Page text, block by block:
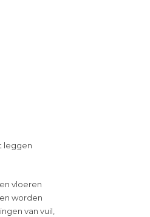
leggen
vloeren
worden
van vuil,